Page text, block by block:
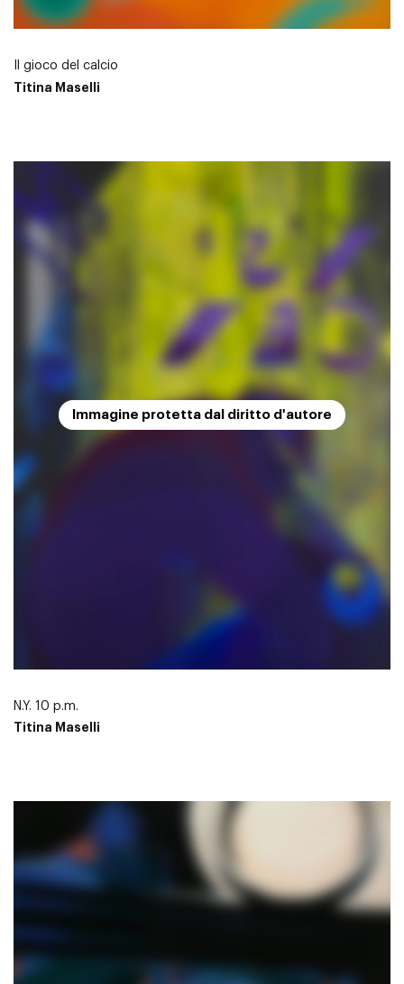
Il gioco del calcio
Titina Maselli
Immagine protetta dal diritto d'autore
N.Y. 10 p.m.
Titina Maselli